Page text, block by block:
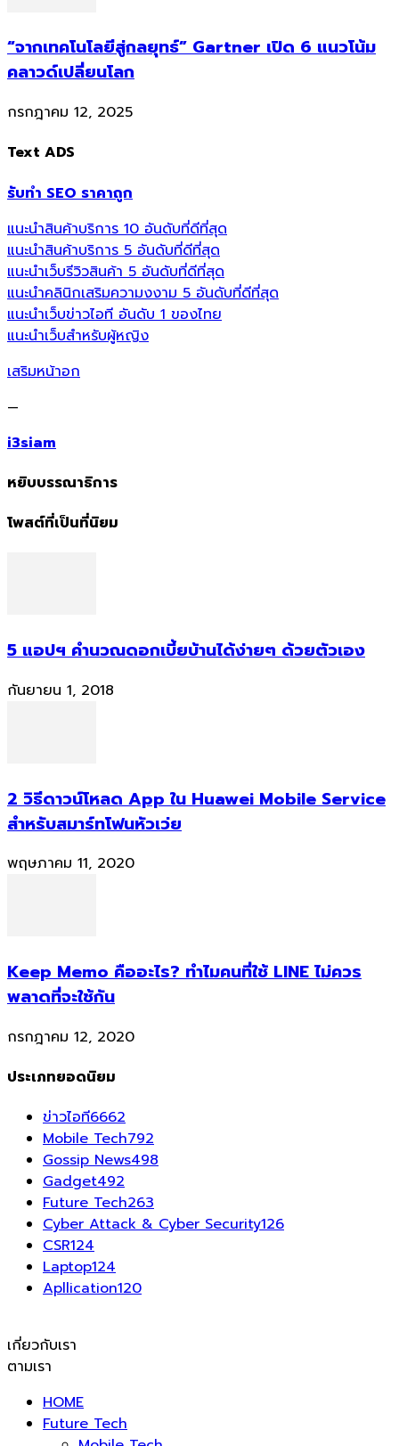
“จากเทคโนโลยีสู่กลยุทธ์” Gartner เปิด 6 แนวโน้ม
คลาวด์เปลี่ยนโลก
กรกฎาคม 12, 2025
Text ADS
รับทำ SEO ราคาถูก
แนะนำสินค้าบริการ 10 อันดับที่ดีที่สุด
แนะนำสินค้าบริการ 5 อันดับที่ดีที่สุด
แนะนำเว็บรีวิวสินค้า 5 อันดับที่ดีที่สุด
แนะนำคลินิกเสริมความงงาม 5 อันดับที่ดีที่สุด
แนะนำเว็บข่าวไอที อันดับ 1 ของไทย
แนะนำเว็บสำหรับผู้หญิง
เสริมหน้าอก
—
i3siam
หยิบบรรณาธิการ
โพสต์ที่เป็นที่นิยม
5 แอปฯ คำนวณดอกเบี้ยบ้านได้ง่ายๆ ด้วยตัวเอง
กันยายน 1, 2018
2 วิธีดาวน์โหลด App ใน Huawei Mobile Service
สำหรับสมาร์ทโฟนหัวเว่ย
พฤษภาคม 11, 2020
Keep Memo คืออะไร? ทำไมคนที่ใช้ LINE ไม่ควร
พลาดที่จะใช้กัน
กรกฎาคม 12, 2020
ประเภทยอดนิยม
ข่าวไอที6662
Mobile Tech792
Gossip News498
Gadget492
Future Tech263
Cyber Attack & Cyber Security126
CSR124
Laptop124
Apllication120
เกี่ยวกับเรา
ตามเรา
HOME
Future Tech